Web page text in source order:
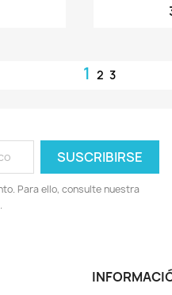
1 2 3
Para ello, consulte nuestra